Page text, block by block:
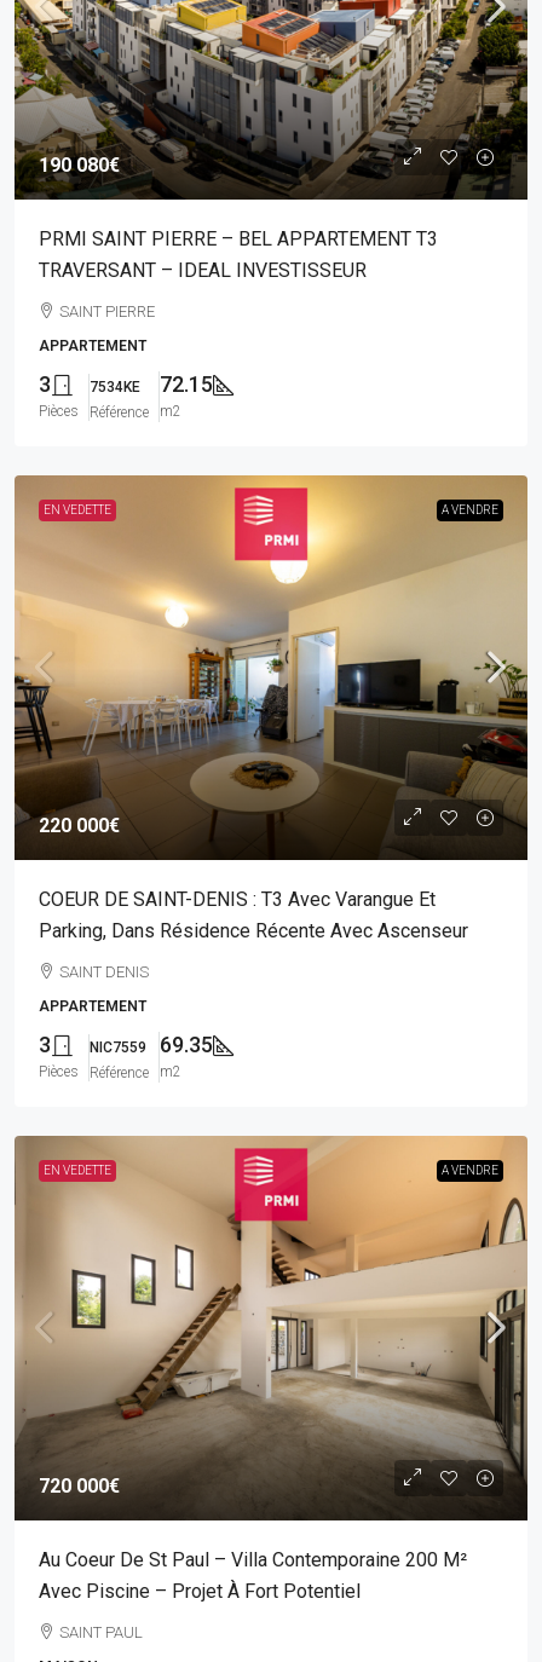
190 080€
PRMI SAINT PIERRE – BEL APPARTEMENT T3
TRAVERSANT – IDEAL INVESTISSEUR
SAINT PIERRE
APPARTEMENT
3
Pièces
7534KE
Référence
72.15
m2
EN VEDETTE A VENDRE
220 000€
COEUR DE SAINT-DENIS : T3 Avec Varangue Et
Parking, Dans Résidence Récente Avec Ascenseur
SAINT DENIS
APPARTEMENT
3
Pièces
NIC7559
Référence
69.35
m2
EN VEDETTE A VENDRE
720 000€
Au Coeur De St Paul – Villa Contemporaine 200 M²
Avec Piscine – Projet À Fort Potentiel
SAINT PAUL